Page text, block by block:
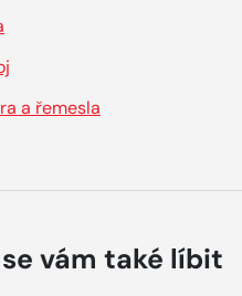
a řemesla
vám také líbit